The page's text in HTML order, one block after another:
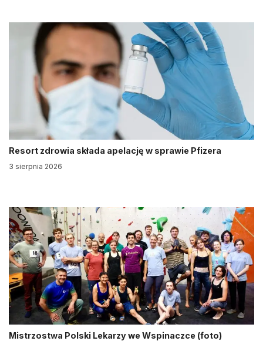
Resort zdrowia składa apelację w sprawie Pfizera
3 sierpnia 2026
Mistrzostwa Polski Lekarzy we Wspinaczce (foto)